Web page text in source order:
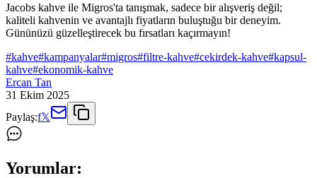
Jacobs kahve ile Migros'ta tanışmak, sadece bir alışveriş değil;
kaliteli kahvenin ve avantajlı fiyatların buluştuğu bir deneyim.
Gününüzü güzelleştirecek bu fırsatları kaçırmayın!
#kahve#kampanyalar#migros#filtre-kahve#cekirdek-kahve#kapsul-
kahve#ekonomik-kahve
Ercan Tan
31 Ekim 2025
Paylaş:f𝕏
Yorumlar: